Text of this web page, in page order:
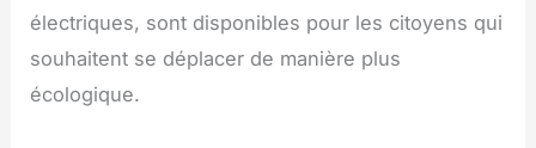
électriques, sont disponibles pour les citoyens qui
souhaitent se déplacer de manière plus
écologique.